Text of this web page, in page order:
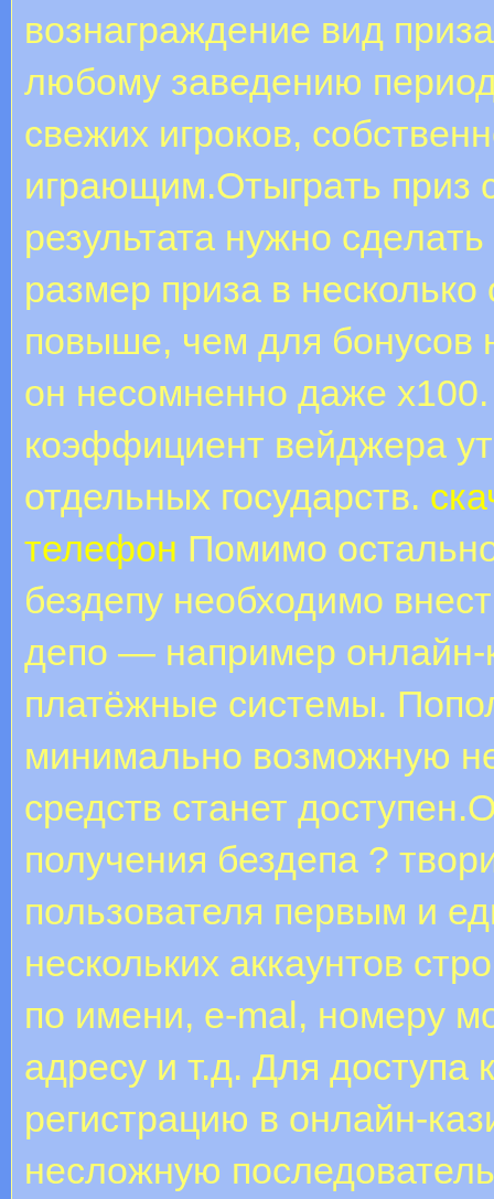
вознаграждение вид
любому заведению
свежих игроков,
играющим.Oтыгpaть
результата нужно
размер приза в
повыше, чем для бонусов
он несомненно даже
коэффициент вейджера
отдельных государств.
телефон Помимо
бездепу необходимо
депо — например
платёжные системы.
минимально возможную
средств станет
получения бездепа ?
пользователя первым и
нескольких аккаунтов
по имени, e-mal, номеру
адресу и т.д. Для доступа
регистрацию в онлайн-
несложную